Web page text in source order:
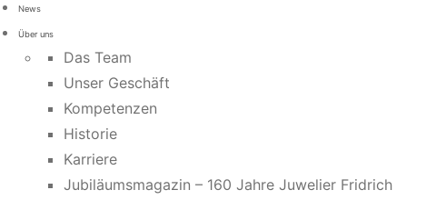
News
Über uns
Das Team
Unser Geschäft
Kompetenzen
Historie
Karriere
Jubiläumsmagazin – 160 Jahre Juwelier Fridrich